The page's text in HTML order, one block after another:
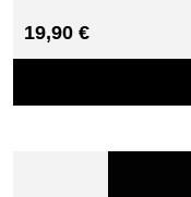
19,90 €